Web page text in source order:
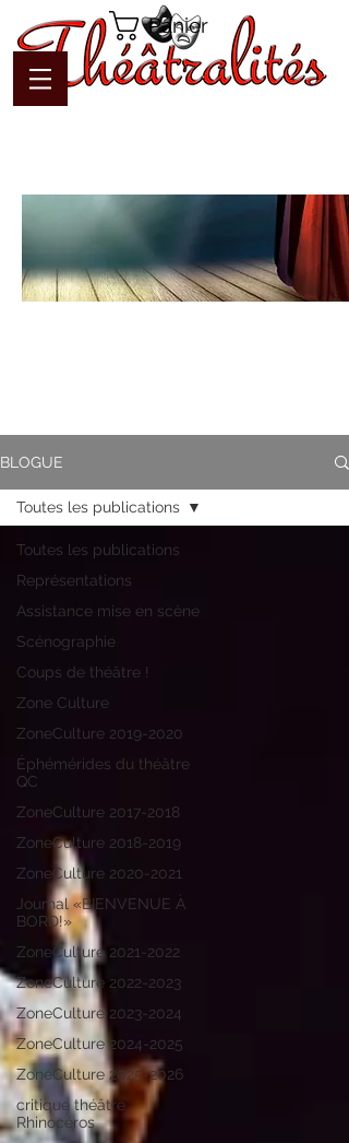
Panier
BLOGUE
Toutes les publications
Représentations
Assistance mise en scène
Scénographie
Coups de théâtre !
Zone Culture
ZoneCulture 2019-2020
Éphémérides du théâtre
QC
ZoneCulture 2017-2018
ZoneCulture 2018-2019
ZoneCulture 2020-2021
Journal «BIENVENUE À
BORD!»
ZoneCulture 2021-2022
ZoneCulture 2022-2023
ZoneCulture 2023-2024
ZoneCulture 2024-2025
ZoneCulture 2025-2026
critique théâtre
Rhinocéros
Toutes les publications